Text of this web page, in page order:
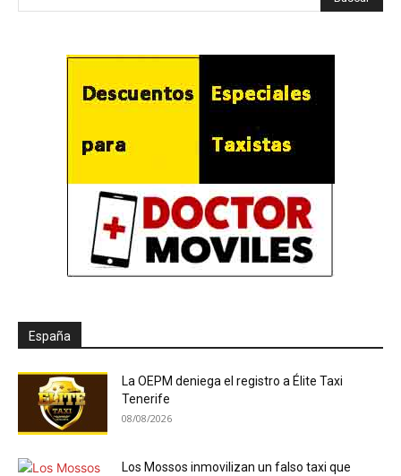
España
La OEPM deniega el registro a Élite Taxi
Tenerife
08/08/2026
Los Mossos inmovilizan un falso taxi que